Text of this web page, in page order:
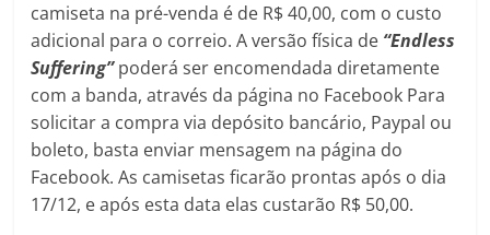
camiseta na pré-venda é de R$ 40,00, com o custo
adicional para o correio. A versão física de “Endless
Suffering”poderá ser encomendada diretamente
com a banda, através da página no Facebook Para
solicitar a compra via depósito bancário, Paypal ou
boleto, basta enviar mensagem na página do
Facebook. As camisetas ficarão prontas após o dia
17/12, e após esta data elas custarão R$ 50,00.